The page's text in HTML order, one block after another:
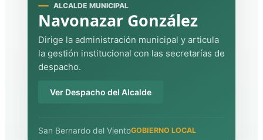
ALCALDE MUNICIPAL
Navonazar González
Dirige la administración municipal y articula
la gestión institucional con las secretarías de
despacho.
Ver Despacho del Alcalde
San Bernardo del VientoGOBIERNO LOCAL